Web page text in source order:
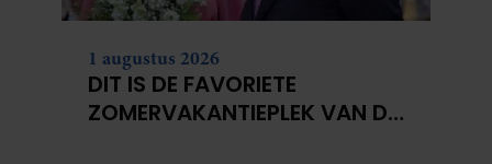
1 augustus 2026
DIT IS DE FAVORIETE
ZOMERVAKANTIEPLEK VAN DE